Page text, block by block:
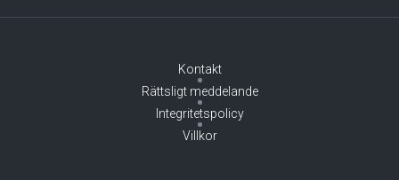
Kontakt
Rättsligt meddelande
Integritetspolicy
Villkor